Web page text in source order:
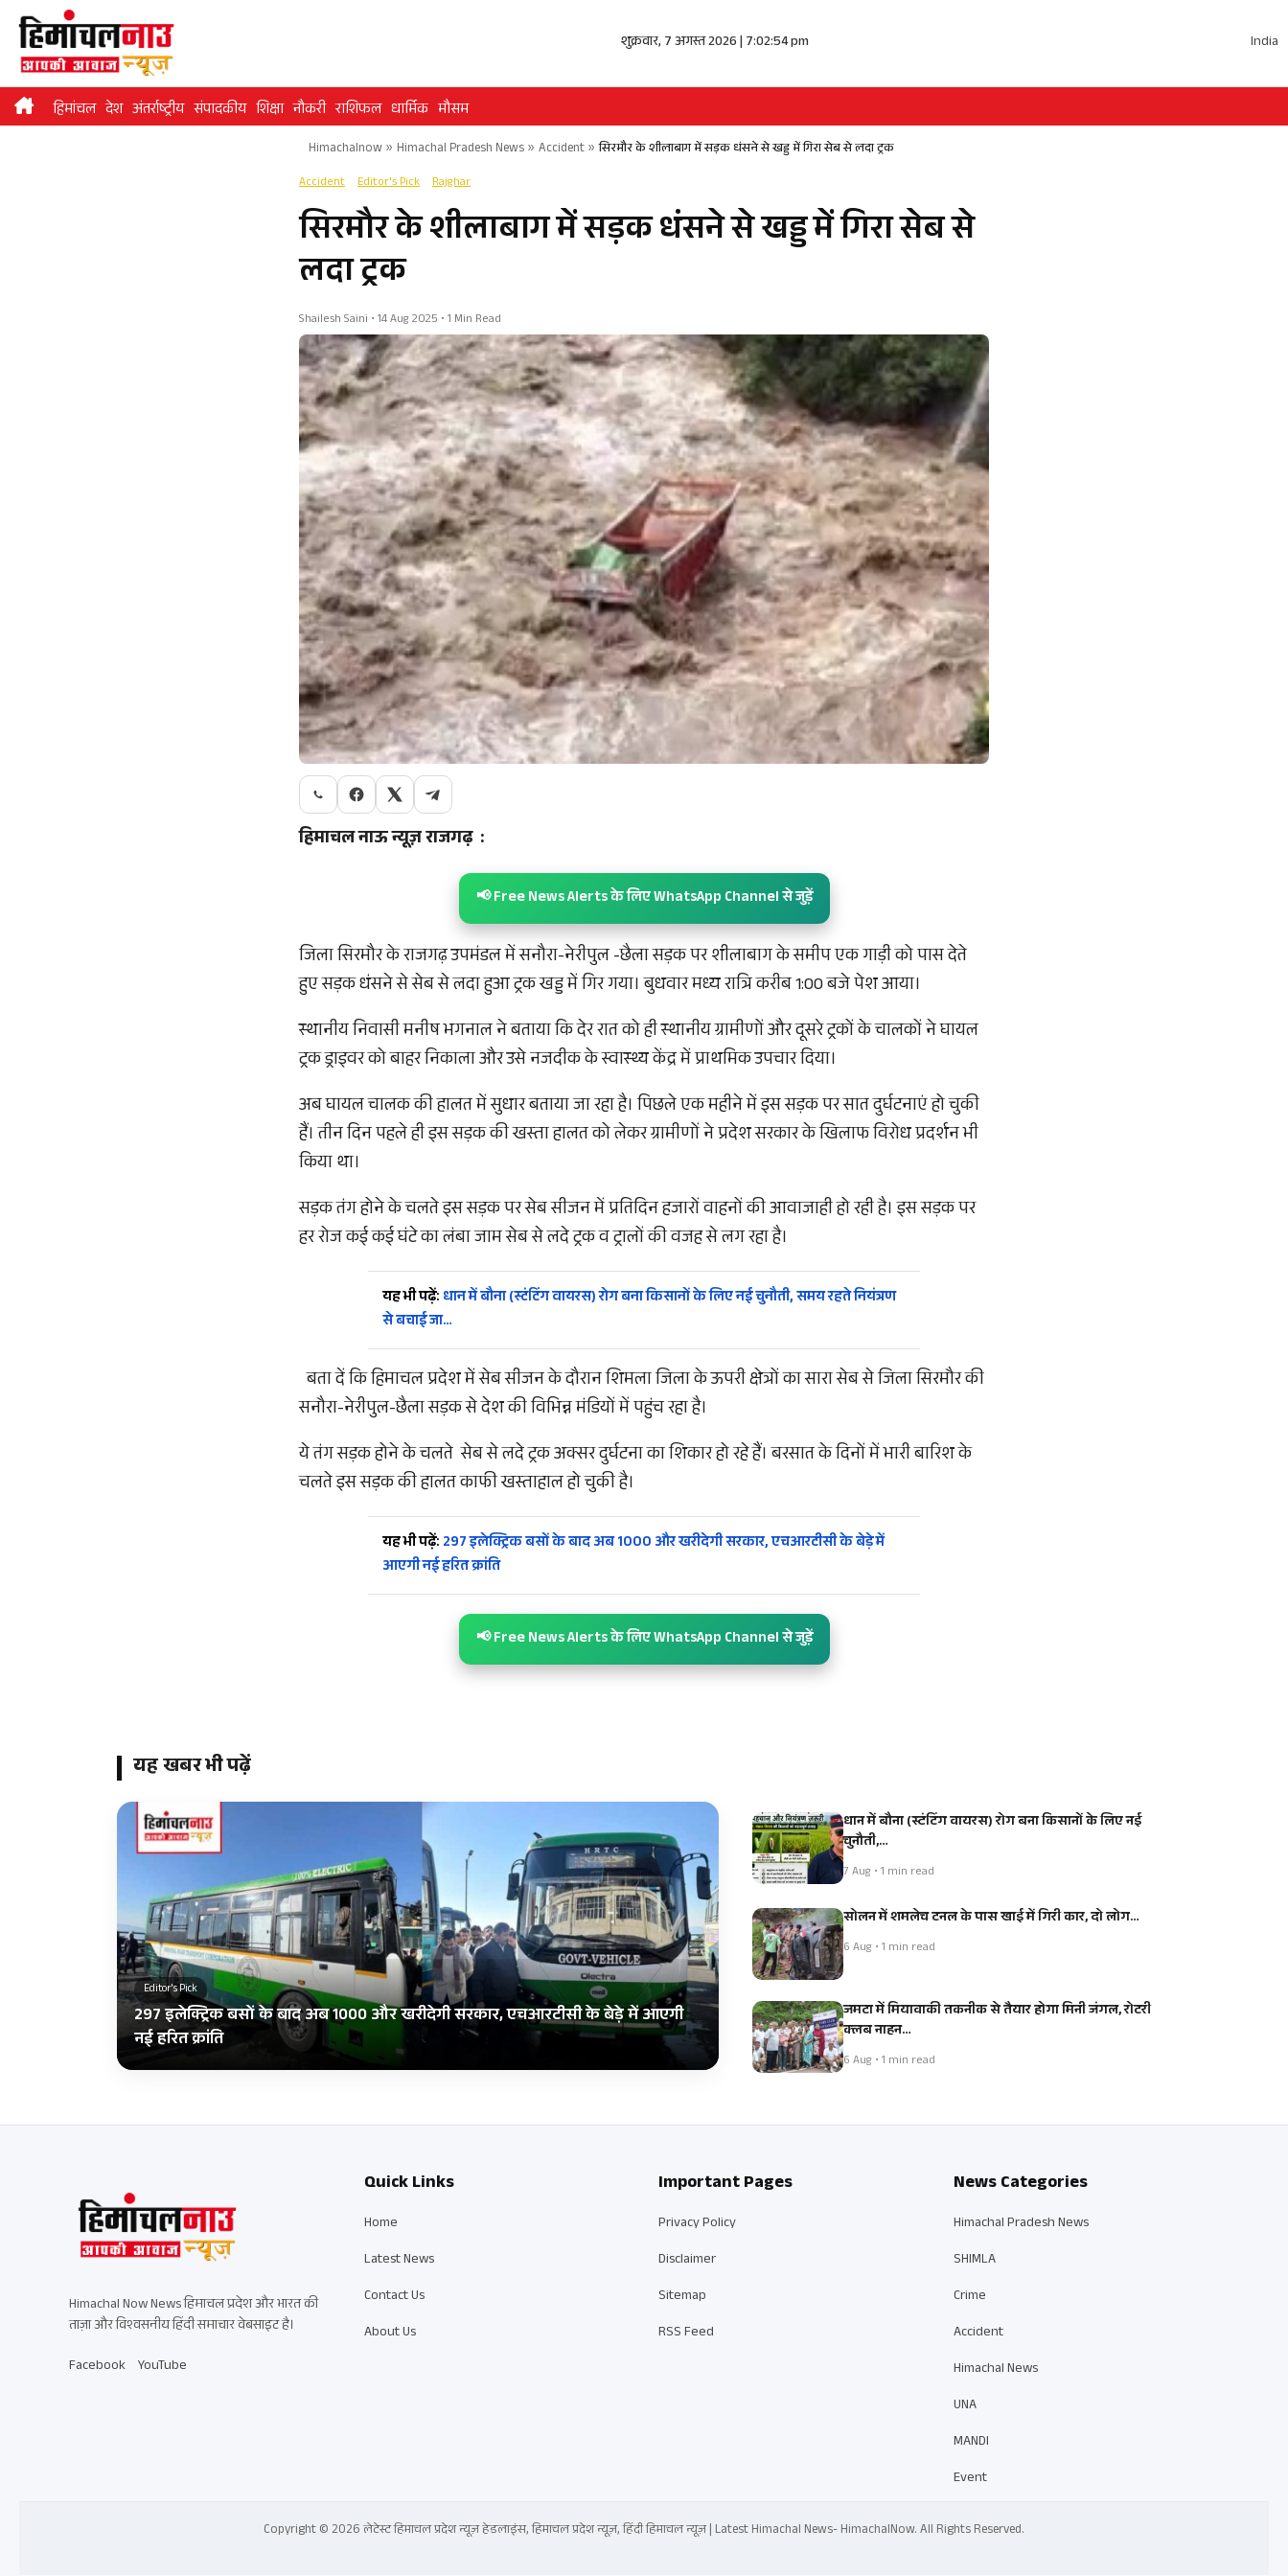
Skip
content
शुक्रवार, 7 अगस्त 2026 | 7:02:54 pm India
हिमांचल देश अंतर्राष्ट्रीय संपादकीय शिक्षा नौकरी राशिफल धार्मिक मौसम
Himachalnow» Himachal Pradesh News» Accident» सिरमौर के शीलाबाग में सड़क धंसने से खड्ड में गिरा सेब से लदा ट्रक
Accident Editor's Pick Rajghar
सिरमौर के शीलाबाग में सड़क धंसने से खड्ड में गिरा सेब से
लदा ट्रक
Shailesh Saini • 14 Aug 2025 • 1 Min Read
हिमाचल नाऊ न्यूज़ राजगढ़ :
📢 Free News Alerts के लिए WhatsApp Channel से जुड़ें
जिला सिरमौर के राजगढ़ उपमंडल में सनौरा-नेरीपुल -छैला सड़क पर शीलाबाग के समीप एक गाड़ी को पास देते
हुए सड़क धंसने से सेब से लदा हुआ ट्रक खड्ड में गिर गया। बुधवार मध्य रात्रि करीब 1:00 बजे पेश आया।
स्थानीय निवासी मनीष भगनाल ने बताया कि देर रात को ही स्थानीय ग्रामीणों और दूसरे ट्रकों के चालकों ने घायल
ट्रक ड्राइवर को बाहर निकाला और उसे नजदीक के स्वास्थ्य केंद्र में प्राथमिक उपचार दिया।
अब घायल चालक की हालत में सुधार बताया जा रहा है। पिछले एक महीने में इस सड़क पर सात दुर्घटनाएं हो चुकी
हैं। तीन दिन पहले ही इस सड़क की खस्ता हालत को लेकर ग्रामीणों ने प्रदेश सरकार के खिलाफ विरोध प्रदर्शन भी
किया था।
सड़क तंग होने के चलते इस सड़क पर सेब सीजन में प्रतिदिन हजारों वाहनों की आवाजाही हो रही है। इस सड़क पर
हर रोज कई कई घंटे का लंबा जाम सेब से लदे ट्रक व ट्रालों की वजह से लग रहा है।
यह भी पढ़ें: धान में बौना (स्टंटिंग वायरस) रोग बना किसानों के लिए नई चुनौती, समय रहते नियंत्रण
से बचाई जा…
बता दें कि हिमाचल प्रदेश में सेब सीजन के दौरान शिमला जिला के ऊपरी क्षेत्रों का सारा सेब से जिला सिरमौर की
सनौरा-नेरीपुल-छैला सड़क से देश की विभिन्न मंडियों में पहुंच रहा है।
ये तंग सड़क होने के चलते सेब से लदे ट्रक अक्सर दुर्घटना का शिकार हो रहे हैं। बरसात के दिनों में भारी बारिश के
चलते इस सड़क की हालत काफी खस्ताहाल हो चुकी है।
यह भी पढ़ें: 297 इलेक्ट्रिक बसों के बाद अब 1000 और खरीदेगी सरकार, एचआरटीसी के बेड़े में
आएगी नई हरित क्रांति
📢 Free News Alerts के लिए WhatsApp Channel से जुड़ें
यह खबर भी पढ़ें
Editor's Pick
297 इलेक्ट्रिक बसों के बाद अब 1000 और खरीदेगी सरकार, एचआरटीसी के बेड़े में आएगी
नई हरित क्रांति
धान में बौना (स्टंटिंग वायरस) रोग बना किसानों के लिए नई
चुनौती,…
7 Aug • 1 min read
सोलन में शमलेच टनल के पास खाई में गिरी कार, दो लोग…
6 Aug • 1 min read
जमटा में मियावाकी तकनीक से तैयार होगा मिनी जंगल, रोटरी
क्लब नाहन…
6 Aug • 1 min read
Himachal Now News हिमाचल प्रदेश और भारत की
ताज़ा और विश्वसनीय हिंदी समाचार वेबसाइट है।
Facebook YouTube
Quick Links
Home
Latest News
Contact Us
About Us
Important Pages
Privacy Policy
Disclaimer
Sitemap
RSS Feed
News Categories
Himachal Pradesh News
SHIMLA
Crime
Accident
Himachal News
UNA
MANDI
Event
Copyright © 2026 लेटेस्ट हिमाचल प्रदेश न्यूज़ हेडलाइंस, हिमाचल प्रदेश न्यूज़, हिंदी हिमाचल न्यूज़ | Latest Himachal News- HimachalNow. All Rights Reserved.